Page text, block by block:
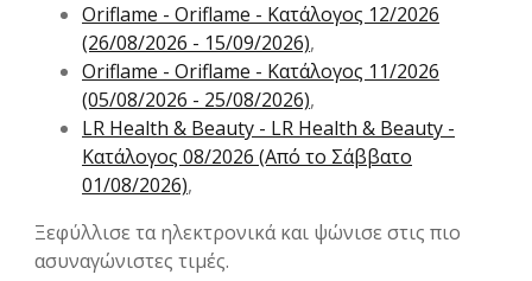
Oriflame - Oriflame - Kατάλογος 12/2026
(26/08/2026 - 15/09/2026),
Oriflame - Oriflame - Kατάλογος 11/2026
(05/08/2026 - 25/08/2026),
LR Health & Beauty - LR Health & Beauty -
Kατάλογος 08/2026 (Από το Σάββατο
01/08/2026),
Ξεφύλλισε τα ηλεκτρονικά και ψώνισε στις πιο
ασυναγώνιστες τιμές.